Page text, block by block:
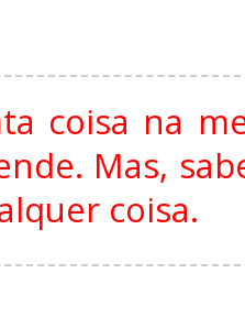
coisa na
Mas,
coisa.